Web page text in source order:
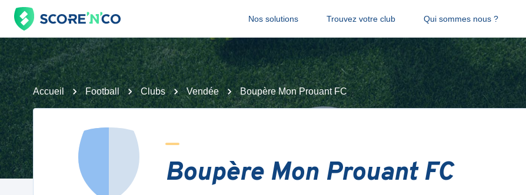
Nos solutions Trouvez votre club Qui sommes nous ?
Accueil Football Clubs Vendée Boupère Mon Prouant FC
Boupère Mon Prouant FC